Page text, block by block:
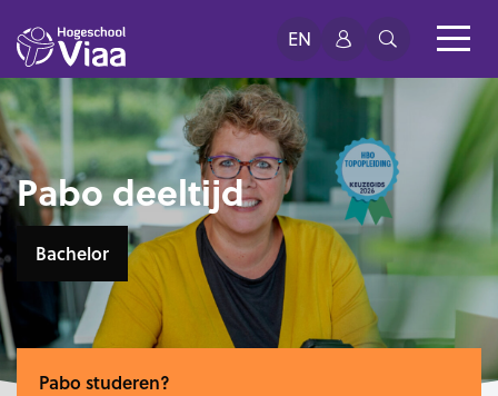
EN
Pabo deeltijd
Bachelor
Pabo studeren?